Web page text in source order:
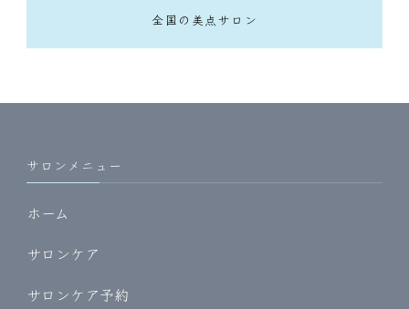
全国の美点サロン
サロンメニュー
ホーム
サロンケア
サロンケア予約